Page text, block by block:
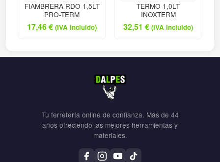
FIAMBRERA RDO 1,5LT
PRO-TERM
17,46€ (IVA incluido)
TERMO 1,0LT
INOXTERM
32,51 € (IVA incluido)
Tu ferretería online de confianza. Más de 44
años ofreciendo las mejores herramientas y
materiales.